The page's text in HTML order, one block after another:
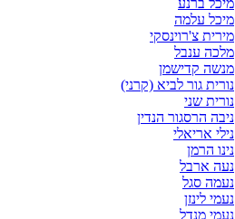
מיכל ברנע
מיכל עלמה
מירית צ'רוינסקי
מלכה ענבל
מנשה קדישמן
נורית גור לביא (קרני)
נורית שני
ניבה הרסגור הנדין
נילי אריאלי
נינו הרמן
נעה ארבל
נעמה סגל
נעמי לינזן
נעמי מנדל